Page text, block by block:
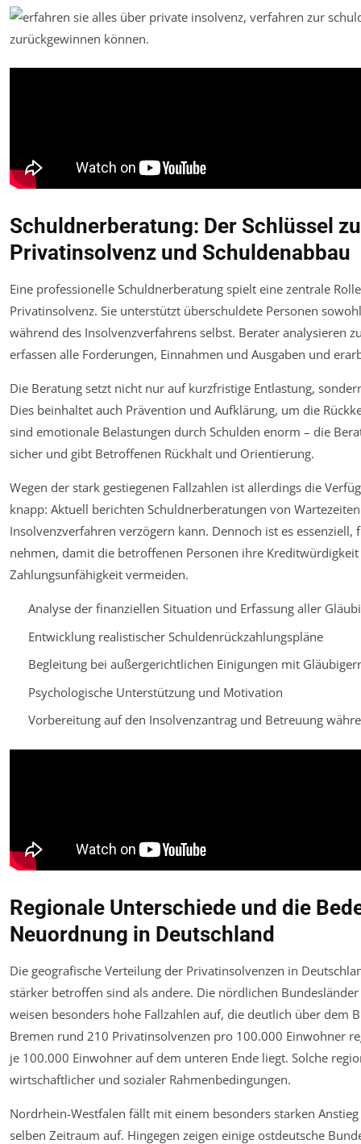
Schuldnerberatung: Der Schlüssel
Privatinsolvenz und Schuldenabbau
Eine professionelle Schuldnerberatung spielt eine zentrale
Privatinsolvenz. Sie unterstützt überschuldete Personen
während des Insolvenzverfahrens selbst. Berater analysieren
erfassen alle Forderungen, Einnahmen und Ausgaben und
Die Beratung setzt nicht nur auf kurzfristige Entlastung,
Dies beinhaltet auch Prävention und Aufklärung, um die
sind emotionale Belastungen durch Schulden enorm – die
sicher und gibt Betroffenen Rückhalt und Orientierung.
Wegen der stark gestiegenen Fallzahlen ist allerdings die
knapp: Aktuell berichten Schuldnerberatungen von
Insolvenzverfahren verzögern kann. Dennoch ist es
nehmen, damit die betroffenen Personen ihre
Zahlungsunfähigkeit vermeiden.
Analyse der finanziellen Situation und Erfassung aller
Entwicklung realistischer Schuldenrückzahlungspläne
Begleitung bei außergerichtlichen Einigungen mit
Psychologische Unterstützung und Motivation
Vorbereitung auf den Insolvenzantrag und Betreuung
Regionale Unterschiede und die
Neuordnung in Deutschland
Die geografische Verteilung der Privatinsolvenzen in
stärker betroffen sind als andere. Die nördlichen
weisen besonders hohe Fallzahlen auf, die deutlich über dem
Bremen rund 210 Privatinsolvenzen pro 100.000 Einwohner
je 100.000 Einwohner auf dem unteren Ende liegt. Solche
wirtschaftlicher und sozialer Rahmenbedingungen.
Nordrhein-Westfalen fällt mit einem besonders starken
selben Zeitraum auf. Hingegen zeigen einige ostdeutsche